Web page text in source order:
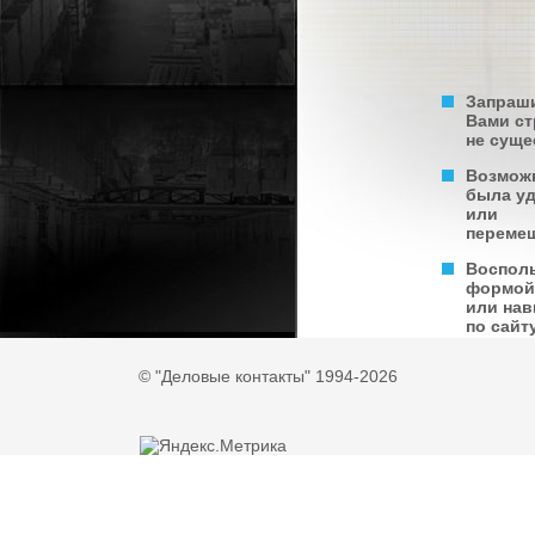
Вами
не
была
или
формой
или
по
© "Деловые контакты" 1994-2026